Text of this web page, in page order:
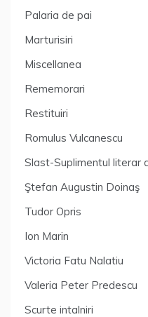
Palaria de pai
Marturisiri
Miscellanea
Rememorari
Restituiri
Romulus Vulcanescu
Slast-Suplimentul literar
Ştefan Augustin Doinaş
Tudor Opris
Ion Marin
Victoria Fatu Nalatiu
Valeria Peter Predescu
Scurte intalniri